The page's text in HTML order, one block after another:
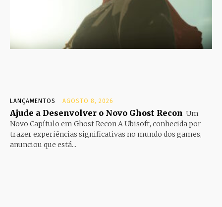
LANÇAMENTOS AGOSTO 8, 2026
Ajude a Desenvolver o Novo Ghost Recon Um
Novo Capítulo em Ghost Recon A Ubisoft, conhecida por
trazer experiências significativas no mundo dos games,
anunciou que está...